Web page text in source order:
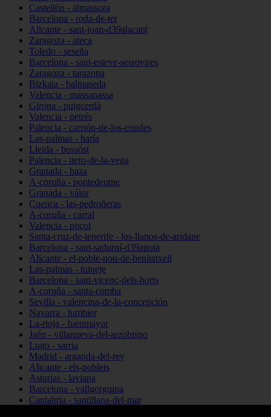
Castellón - almassora
Barcelona - roda-de-ter
Alicante - sant-joan-d39alacant
Zaragoza - ateca
Toledo - seseña
Barcelona - sant-esteve-sesrovires
Zaragoza - tarazona
Bizkaia - balmaseda
Valencia - massanassa
Girona - puigcerdà
Valencia - petrés
Palencia - carrión-de-los-condes
Las-palmas - haría
Lleida - bossòst
Palencia - itero-de-la-vega
Granada - baza
A-coruña - pontedeume
Granada - válor
Cuenca - las-pedroñeras
A-coruña - carral
Valencia - puçol
Santa-cruz-de-tenerife - los-llanos-de-aridane
Barcelona - sant-sadurní-d39anoia
Alicante - el-poble-nou-de-benitatxell
Las-palmas - tuineje
Barcelona - sant-vicenç-dels-horts
A-coruña - santa-comba
Sevilla - valencina-de-la-concepción
Navarra - lumbier
La-rioja - fuenmayor
Jaén - villanueva-del-arzobispo
Lugo - sarria
Madrid - arganda-del-rey
Alicante - els-poblets
Asturias - laviana
Barcelona - vallgorguina
Cantabria - santillana-del-mar